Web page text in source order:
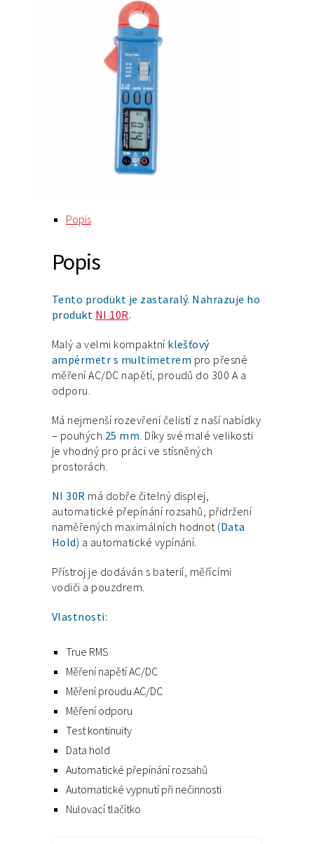
Popis
Popis
Tento produkt je zastaralý. Nahrazuje ho
produkt NI 10R.
Malý a velmi kompaktní klešťový
ampérmetr s multimetrem pro přesné
měření AC/DC napětí, proudů do 300 A a
odporu.
Má nejmenší rozevření čelistí z naší nabídky
– pouhých 25 mm. Díky své malé velikosti
je vhodný pro práci ve stísněných
prostorách.
NI 30R má dobře čitelný displej,
automatické přepínání rozsahů, přidržení
naměřených maximálních hodnot (Data
Hold) a automatické vypínání.
Přístroj je dodáván s baterií, měřícími
vodiči a pouzdrem.
Vlastnosti:
True RMS
Měření napětí AC/DC
Měření proudu AC/DC
Měření odporu
Test kontinuity
Data hold
Automatické přepínání rozsahů
Automatické vypnutí při nečinnosti
Nulovací tlačítko